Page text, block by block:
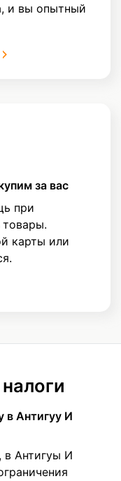
и вы опытный
за вас
при
товары.
карты или
в Антигуу И
в Антигуы И